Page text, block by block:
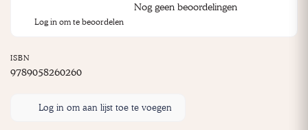
Nog geen beoordelingen
Log in om te beoordelen
ISBN
9789058260260
Log in om aan lijst toe te voegen